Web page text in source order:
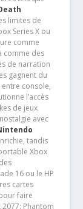
limites de
Series X ou
comme
comme des
de narration
gagnent du
console,
l’accès
de jeux
avec
tandis
Xbox
16 ou le HP
cartes
faire
Phantom